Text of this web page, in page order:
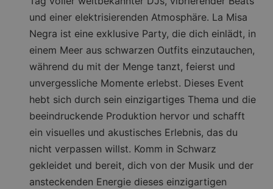
und einer elektrisierenden Atmosphäre. La Misa
Negra ist eine exklusive Party, die dich einlädt, in
einem Meer aus schwarzen Outfits einzutauchen,
während du mit der Menge tanzt, feierst und
unvergessliche Momente erlebst. Dieses Event
hebt sich durch sein einzigartiges Thema und die
beeindruckende Produktion hervor und schafft
ein visuelles und akustisches Erlebnis, das du
nicht verpassen willst. Komm in Schwarz
gekleidet und bereit, dich von der Musik und der
ansteckenden Energie dieses einzigartigen